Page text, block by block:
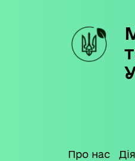
Про нас